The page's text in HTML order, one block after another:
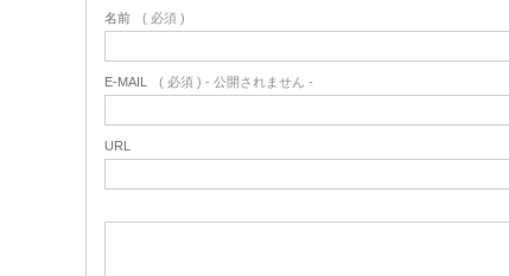
名前 ( 必須 )
E-MAIL ( 必須 ) - 公開されません -
URL